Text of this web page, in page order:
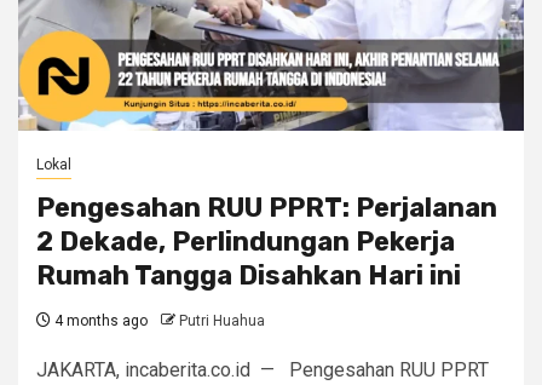
Lokal
Pengesahan RUU PPRT: Perjalanan
2 Dekade, Perlindungan Pekerja
Rumah Tangga Disahkan Hari ini
4 months ago Putri Huahua
JAKARTA, incaberita.co.id — Pengesahan RUU PPRT